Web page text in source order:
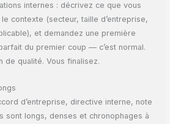
internes : décrivez ce que vous
contexte (secteur, taille d’entreprise,
et demandez une première
du premier coup — c’est normal.
de qualité. Vous finalisez.
d’entreprise, directive interne, note
sont longs, denses et chronophages à